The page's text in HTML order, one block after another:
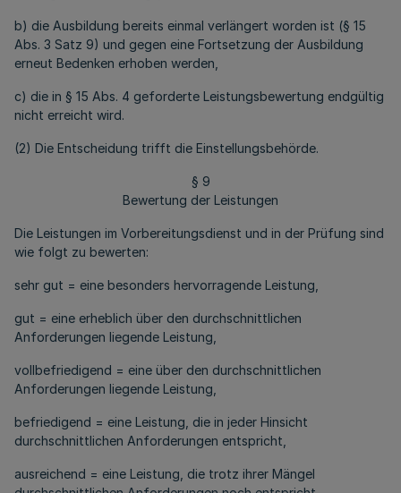
b) die Ausbildung bereits einmal verlängert worden ist (§ 15
Abs. 3 Satz 9) und gegen eine Fortsetzung der Ausbildung
erneut Bedenken erhoben werden,
c) die in § 15 Abs. 4 geforderte Leistungsbewertung endgültig
nicht erreicht wird.
(2) Die Entscheidung trifft die Einstellungsbehörde.
§ 9
Bewertung der Leistungen
Die Leistungen im Vorbereitungsdienst und in der Prüfung sind
wie folgt zu bewerten:
sehr gut = eine besonders hervorragende Leistung,
gut = eine erheblich über den durchschnittlichen
Anforderungen liegende Leistung,
vollbefriedigend = eine über den durchschnittlichen
Anforderungen liegende Leistung,
befriedigend = eine Leistung, die in jeder Hinsicht
durchschnittlichen Anforderungen entspricht,
ausreichend = eine Leistung, die trotz ihrer Mängel